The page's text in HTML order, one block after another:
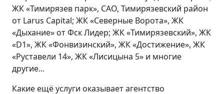
ЖК «Тимирязев парк», САО, Тимирязевский район
от Larus Capital; ЖК «Северные Ворота», ЖК
«Дыхание» от Фск Лидер; ЖК «Тимирязевский», ЖК
«D1», ЖК «Фонвизинский», ЖК «Достижение», ЖК
«Руставели 14», ЖК «Лисицына 5» и многие
другие...
Какие ещё услуги оказывает агентство